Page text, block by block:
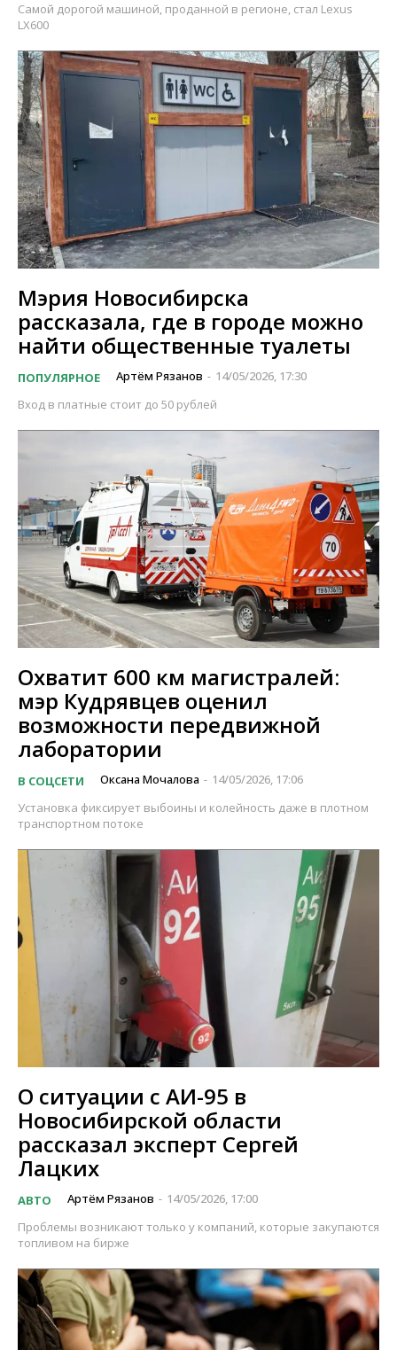
Самой дорогой машиной, проданной в регионе, стал Lexus
LX600
Мэрия Новосибирска
рассказала, где в городе можно
найти общественные туалеты
ПОПУЛЯРНОЕ Артём Рязанов - 14/05/2026, 17:30
Вход в платные стоит до 50 рублей
Охватит 600 км магистралей:
мэр Кудрявцев оценил
возможности передвижной
лаборатории
В СОЦСЕТИ Оксана Мочалова - 14/05/2026, 17:06
Установка фиксирует выбоины и колейность даже в плотном
транспортном потоке
О ситуации с АИ-95 в
Новосибирской области
рассказал эксперт Сергей
Лацких
АВТО Артём Рязанов - 14/05/2026, 17:00
Проблемы возникают только у компаний, которые закупаются
топливом на бирже